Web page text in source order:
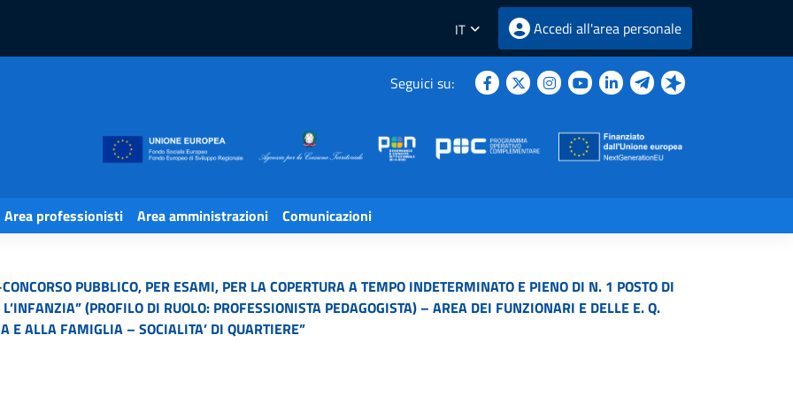
IT Accedi all'area personale
Seguici su:
Area professionisti Area amministrazioni Comunicazioni
PUBBLICO, PER ESAMI, PER LA COPERTURA A TEMPO INDETERMINATO E PIENO DI N. 1 POSTO DI
(PROFILO DI RUOLO: PROFESSIONISTA PEDAGOGISTA) – AREA DEI FUNZIONARI E DELLE E. Q.
E ALLA FAMIGLIA – SOCIALITA’ DI QUARTIERE”